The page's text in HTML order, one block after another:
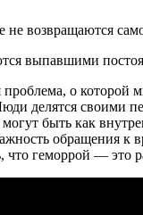
не возвращаются
выпавшими
о которой
делятся
быть как
обращения к
что геморрой — это